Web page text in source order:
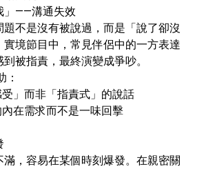
」——溝通失效
不是沒有被說過，而是「說了卻沒
境節目中，常見伴侶中的一方表達
被指責，最終演變成爭吵。
受」而非「指責式」的說話
內在需求而不是一味回擊
，容易在某個時刻爆發。在親密關